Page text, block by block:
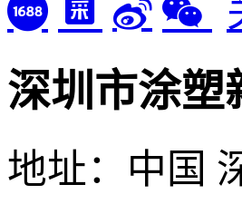
深圳市涂塑
地址：中国